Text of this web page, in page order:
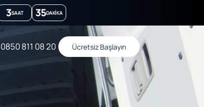
3SAAT 35DAKIKA
0850 811 08 20 Ücretsiz Başlayın